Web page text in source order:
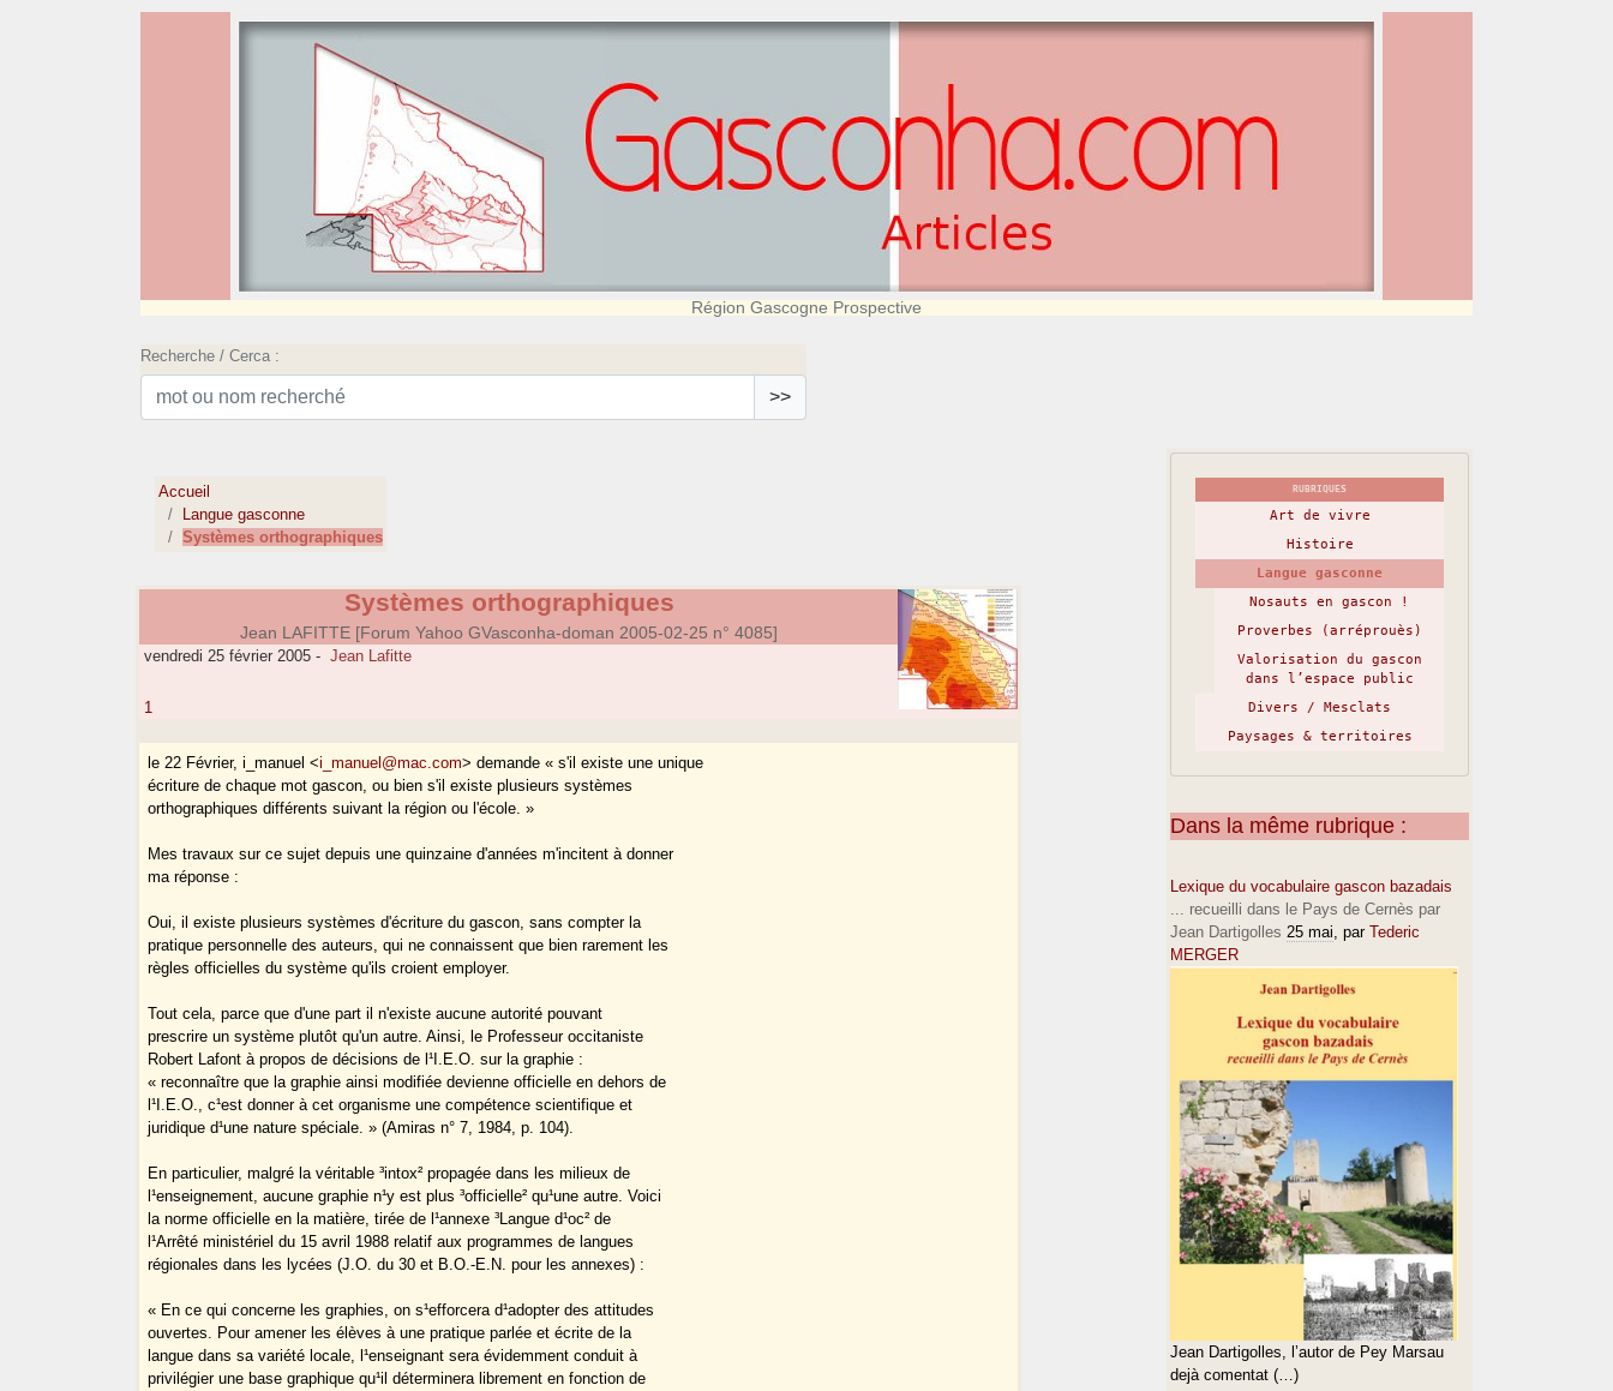
Région Gascogne Prospective
Recherche / Cerca :
>>
Accueil
Langue gasconne
Systèmes orthographiques
Systèmes orthographiques
Jean LAFITTE [Forum Yahoo GVasconha-doman 2005-02-25 n° 4085]
vendredi 25 février 2005 - Jean Lafitte
1
le 22 Février, i_manuel <i_manuel@mac.com> demande « s'il existe une unique
écriture de chaque mot gascon, ou bien s'il existe plusieurs systèmes
orthographiques différents suivant la région ou l'école. »
Mes travaux sur ce sujet depuis une quinzaine d'années m'incitent à donner
ma réponse :
Oui, il existe plusieurs systèmes d'écriture du gascon, sans compter la
pratique personnelle des auteurs, qui ne connaissent que bien rarement les
règles officielles du système qu'ils croient employer.
Tout cela, parce que d'une part il n'existe aucune autorité pouvant
prescrire un système plutôt qu'un autre. Ainsi, le Professeur occitaniste
Robert Lafont à propos de décisions de l¹I.E.O. sur la graphie :
« reconnaître que la graphie ainsi modifiée devienne officielle en dehors de
l¹I.E.O., c¹est donner à cet organisme une compétence scientifique et
juridique d¹une nature spéciale. » (Amiras n° 7, 1984, p. 104).
En particulier, malgré la véritable ³intox² propagée dans les milieux de
l¹enseignement, aucune graphie n¹y est plus ³officielle² qu¹une autre. Voici
la norme officielle en la matière, tirée de l¹annexe ³Langue d¹oc² de
l¹Arrêté ministériel du 15 avril 1988 relatif aux programmes de langues
régionales dans les lycées (J.O. du 30 et B.O.-E.N. pour les annexes) :
« En ce qui concerne les graphies, on s¹efforcera d¹adopter des attitudes
ouvertes. Pour amener les élèves à une pratique parlée et écrite de la
langue dans sa variété locale, l¹enseignant sera évidemment conduit à
privilégier une base graphique qu¹il déterminera librement en fonction de
RUBRIQUES
Art de vivre
Histoire
Langue gasconne
Nosauts en gascon !
Proverbes (arréprouès)
Valorisation du gascon
dans l’espace public
Divers / Mesclats
Paysages & territoires
Dans la même rubrique :
Lexique du vocabulaire gascon bazadais
... recueilli dans le Pays de Cernès par
Jean Dartigolles 25 mai, par Tederic
MERGER
Jean Dartigolles, l’autor de Pey Marsau
dejà comentat (…)